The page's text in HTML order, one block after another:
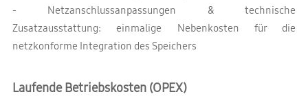
- Netzanschlussanpassungen & technische
Zusatzausstattung: einmalige Nebenkosten für die
netzkonforme Integration des Speichers
Laufende Betriebskosten (OPEX)